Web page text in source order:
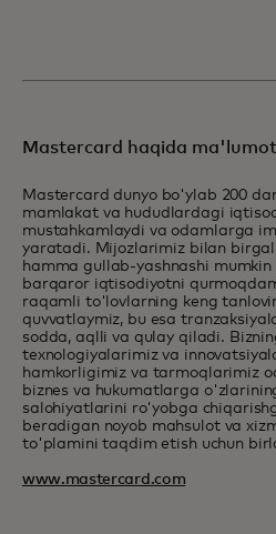
Mastercard haqida ma'lumot
Mastercard dunyo bo'ylab 200
mamlakat va hududlardagi
mustahkamlaydi va odamlarga
yaratadi. Mijozlarimiz bilan
hamma gullab-yashnashi
barqaror iqtisodiyotni
raqamli to'lovlarning keng
quvvatlaymiz, bu esa
sodda, aqlli va qulay qiladi.
texnologiyalarimiz va
hamkorligimiz va tarmoqlarimiz
biznes va hukumatlarga
salohiyatlarini ro'yobga
beradigan noyob mahsulot va
to'plamini taqdim etish uchun
www.mastercard.com